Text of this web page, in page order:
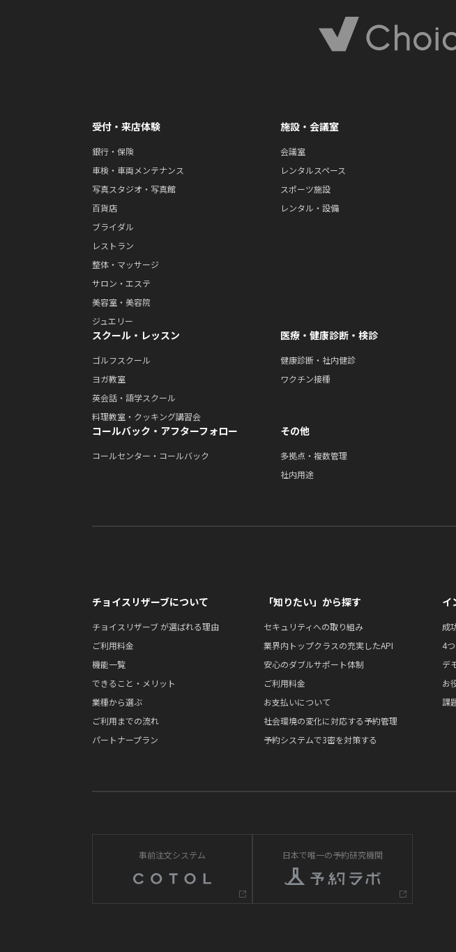
受付・来店体験
銀行・保険
車検・車両メンテナンス
写真スタジオ・写真館
百貨店
ブライダル
レストラン
整体・マッサージ
サロン・エステ
美容室・美容院
ジュエリー
施設・会議室
会議室
レンタルスペース
スポーツ施設
レンタル・設備
スクール・レッスン
ゴルフスクール
ヨガ教室
英会話・語学スクール
料理教室・クッキング講習会
医療・健康診断・検診
健康診断・社内健診
ワクチン接種
コールバック・アフターフォロー
コールセンター・コールバック
その他
多拠点・複数管理
社内用途
チョイスリザーブについて
チョイスリザーブ が選ばれる理由
ご利用料金
機能一覧
できること・メリット
業種から選ぶ
ご利用までの流れ
パートナープラン
「知りたい」から探す
セキュリティへの取り組み
業界内トップクラスの充実したAPI
安心のダブルサポート体制
ご利用料金
お支払いについて
社会環境の変化に対応する予約管理
予約システムで3密を対策する
イ
成
4
デ
お
課
事前注文システム 日本で唯一の予約研究機関